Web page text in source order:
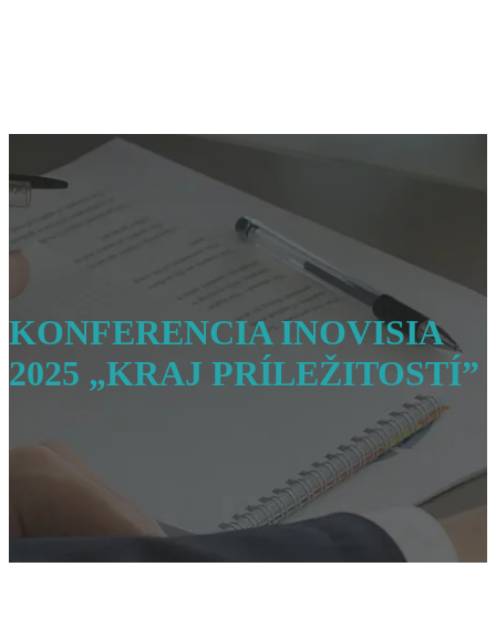
KONFERENCIA INOVISIA
2025 „KRAJ PRÍLEŽITOSTÍ”